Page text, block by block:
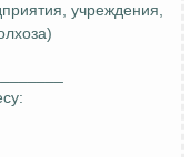
учреждения,